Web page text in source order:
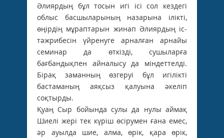
Әлиярдың бұл тосын игі ісі сол кездегі
облыс басшыларының назарына ілікті,
өңірдің мұраптарын жинап Әлиярдың іс-
тәжрибесін үйренуге арналған арнайы
семинар да өткізді, сушыларға
бағбандықпен айналысу да міндеттелді.
Бірақ заманның өзгеруі бұл игілікті
бастаманың аяқсыз қалуына әкеліп
соқтырды.
Қуаң Сыр бойында сулы да нулы аймақ
Шиелі жері тек күріш өсірумен ғана емес,
әр ауылда шие, алма, өрік, қара өрік,